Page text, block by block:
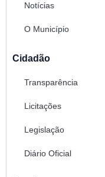
Notícias
O Município
Cidadão
Transparência
Licitações
Legislação
Diário Oficial